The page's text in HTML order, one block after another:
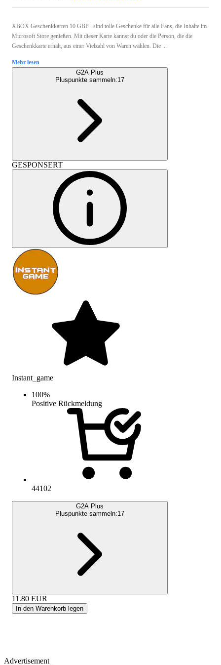
XBOX Geschenkkarten 10 GBP sind tolle Geschenke für alle Fans, die Inhalte im
Microsoft Store genießen. Mit dieser Karte kannst du oder die Person, die die
Geschenkkarte erhält, aus einer Vielzahl von Waren wählen. Die ...
Mehr lesen
G2A Plus
Pluspunkte sammeln:17
GESPONSERT
Instant_game
100%
Positive Rückmeldung
44102
G2A Plus
Pluspunkte sammeln:17
11.80 EUR
In den Warenkorb legen
Advertisement